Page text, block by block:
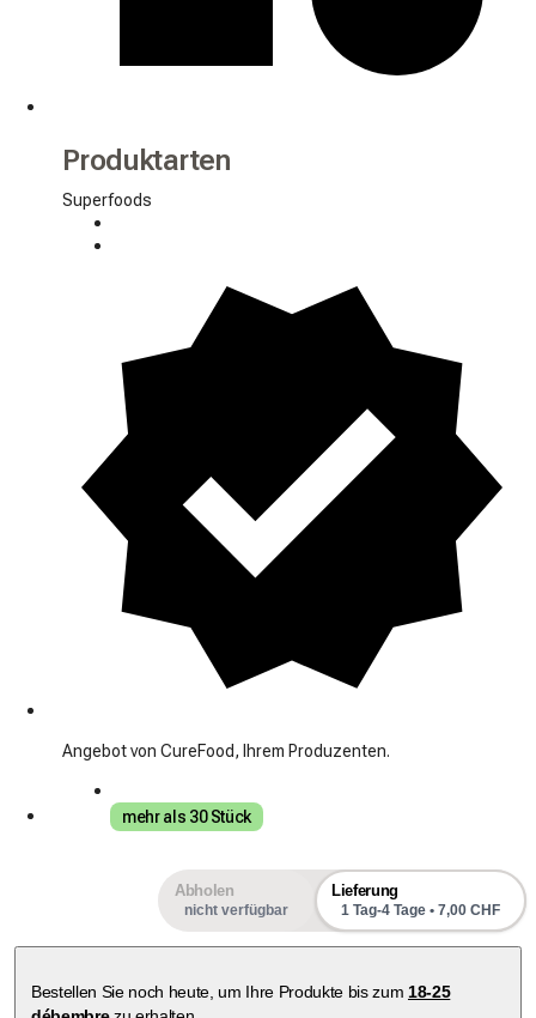
Produktarten
Superfoods
Angebot von CureFood, Ihrem Produzenten.
mehr als 30 Stück
Abholen
nicht verfügbar
Lieferung
1 Tag-4 Tage • 7,00 CHF
Bestellen Sie noch heute, um Ihre Produkte bis zum 18-25